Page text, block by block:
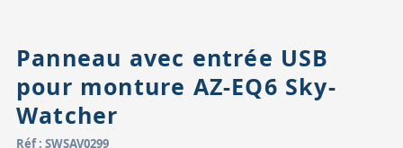
Panneau avec entrée USB
pour monture AZ-EQ6 Sky-
Watcher
Réf : SWSAV0299